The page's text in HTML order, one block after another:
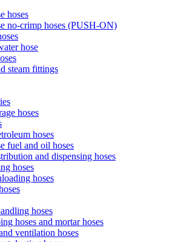
hoses
no-crimp hoses (PUSH-ON)
hose
steam fittings
hoses
hoses
fuel and oil hoses
and dispensing hoses
hoses
hoses
hoses
hoses and mortar hoses
ventilation hoses